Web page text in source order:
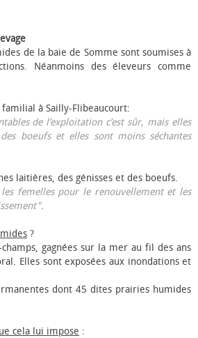
de la baie de Somme sont soumises à
Néanmoins des éleveurs comme
à Sailly-Flibeaucourt:
de l’exploitation c’est sûr, mais elles
des bœufs et elles sont moins séchantes
laitières, des génisses et des bœufs.
femelles pour le renouvellement et les
?
gagnées sur la mer au fil des ans
Elles sont exposées aux inondations et
dont 45 dites prairies humides
cela lui impose :